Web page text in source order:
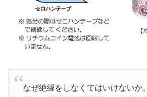
なぜ絶縁をしなくてはいけないか。